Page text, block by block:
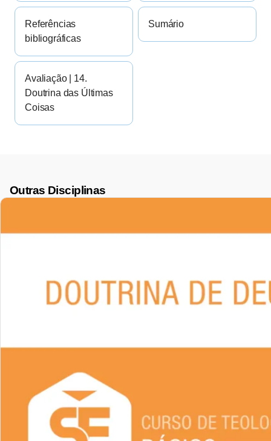
Referências
bibliográficas
Sumário
Avaliação | 14.
Doutrina das Últimas
Coisas
Outras Disciplinas